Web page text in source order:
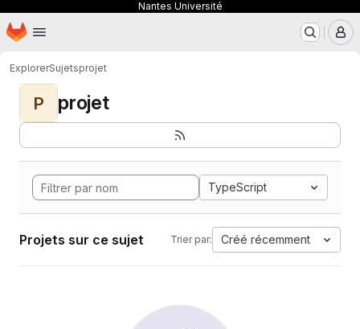
Nantes Université
Passer au contenu principal
Page d'accueil
ExplorerSujetsprojet
P projet
TypeScript
Projets sur ce sujet Trier par: Créé récemment